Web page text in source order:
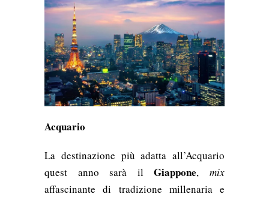
Acquario
La destinazione più adatta all’Acquario
quest anno sarà ilGiappone,mix
affascinante di tradizione millenaria e